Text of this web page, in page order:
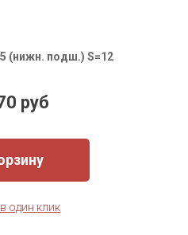
(нижн. подш.) S=12
руб
один клик